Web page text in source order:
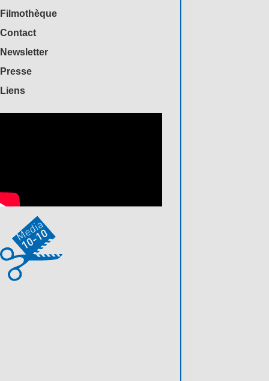
Filmothèque
Contact
Newsletter
Presse
Liens